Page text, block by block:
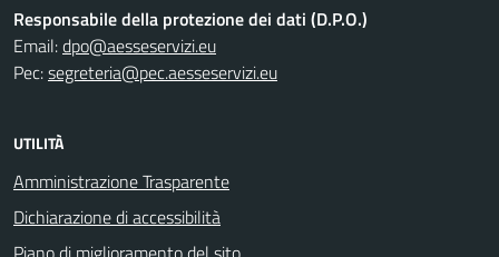
Responsabile della protezione dei dati (D.P.O.)
Email:dpo@aesseservizi.eu
Pec:segreteria@pec.aesseservizi.eu
UTILITÀ
Amministrazione Trasparente
Dichiarazione di accessibilità